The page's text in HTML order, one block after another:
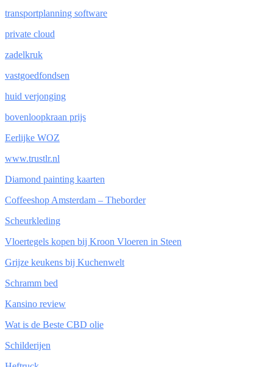
transportplanning software
private cloud
zadelkruk
vastgoedfondsen
huid verjonging
bovenloopkraan prijs
Eerlijke WOZ
www.trustlr.nl
Diamond painting kaarten
Coffeeshop Amsterdam – Theborder
Scheurkleding
Vloertegels kopen bij Kroon Vloeren in Steen
Grijze keukens bij Kuchenwelt
Schramm bed
Kansino review
Wat is de Beste CBD olie
Schilderijen